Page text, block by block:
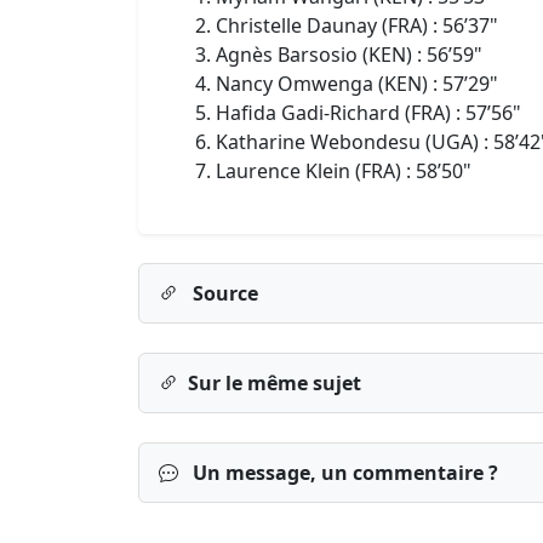
Christelle Daunay (FRA) : 56’37"
Agnès Barsosio (KEN) : 56’59"
Nancy Omwenga (KEN) : 57’29"
Hafida Gadi-Richard (FRA) : 57’56"
Katharine Webondesu (UGA) :
Laurence Klein (FRA) : 58’50"
Source
Sur le même sujet
Un message, un commentaire ?